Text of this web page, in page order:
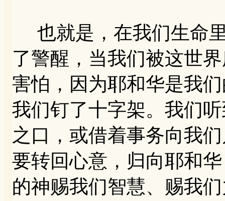
也就是，在我们生命
了警醒，当我们被这世
害怕，因为耶和华是我
我们钉了十字架。我们
之口，或借着事务向我
要转回心意，归向耶和
的神赐我们智慧、赐我